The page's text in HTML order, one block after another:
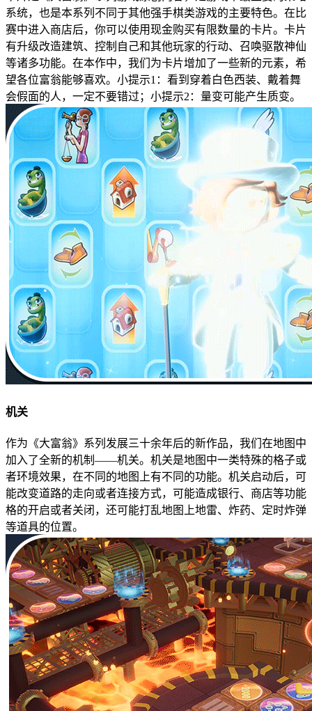
系统，也是本系列不同于其他强手棋类游戏的主要特色。在比
赛中进入商店后，你可以使用现金购买有限数量的卡片。卡片
有升级改造建筑、控制自己和其他玩家的行动、召唤驱散神仙
等诸多功能。在本作中，我们为卡片增加了一些新的元素，希
望各位富翁能够喜欢。小提示1：看到穿着白色西装、戴着舞
会假面的人，一定不要错过；小提示2：量变可能产生质变。
机关
作为《大富翁》系列发展三十余年后的新作品，我们在地图中
加入了全新的机制——机关。机关是地图中一类特殊的格子或
者环境效果，在不同的地图上有不同的功能。机关启动后，可
能改变道路的走向或者连接方式，可能造成银行、商店等功能
格的开启或者关闭，还可能打乱地图上地雷、炸药、定时炸弹
等道具的位置。